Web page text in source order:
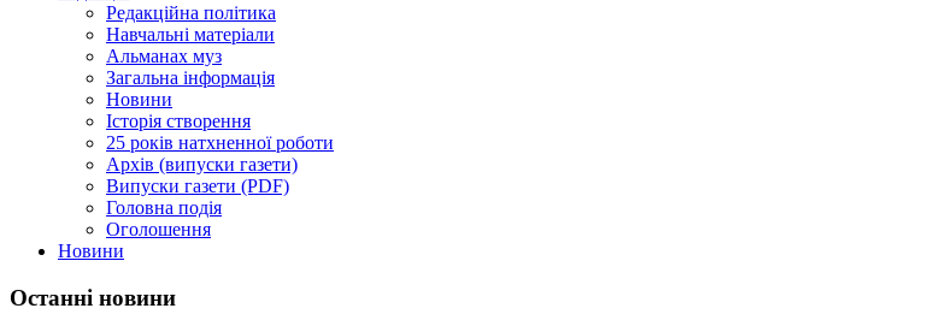
Редакційна політика
Навчальні матеріали
Альманах муз
Загальна інформація
Новини
Історія створення
25 років натхненної роботи
Архів (випуски газети)
Випуски газети (PDF)
Головна подія
Оголошення
Новини
Останні новини